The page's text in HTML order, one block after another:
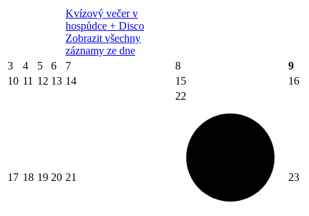
Kvízový večer v
hospůdce + Disco
Zobrazit všechny
záznamy ze dne
3 4 5 6 7 8
9
10 11 12 13 14 15 16
17 18 19 20 21
22
23